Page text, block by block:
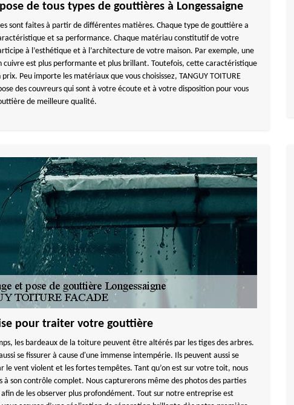
de tous types de gouttières à Longessaigne
sont faites à partir de différentes matières. Chaque type de gouttière a
et sa performance. Chaque matériau constitutif de votre
à l’esthétique et à l’architecture de votre maison. Par exemple, une
cuivre est plus performante et plus brillant. Toutefois, cette caractéristique
Peu importe les matériaux que vous choisissez, TANGUY TOITURE
des couvreurs qui sont à votre écoute et à votre disposition pour vous
de meilleure qualité.
pour traiter votre gouttière
les bardeaux de la toiture peuvent être altérés par les tiges des arbres.
se fissurer à cause d'une immense intempérie. Ils peuvent aussi se
le vent violent et les fortes tempêtes. Tant qu’on est sur votre toit, nous
à son contrôle complet. Nous capturerons même des photos des parties
de les observer plus profondément. Tout sur notre entreprise est